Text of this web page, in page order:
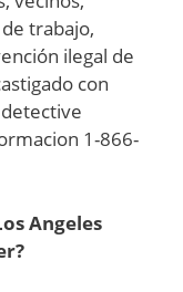
trabajo,
ilegal de
con
1-866-
Angeles